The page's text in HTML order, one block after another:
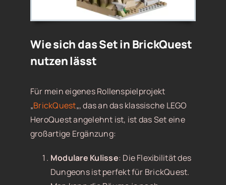
Wie sich das Set in BrickQuest
nutzen lässt
Für mein eigenes Rollenspielprojekt
„BrickQuest„, das an das klassische LEGO
HeroQuest angelehnt ist, ist das Set eine
großartige Ergänzung:
Modulare Kulisse: Die Flexibilität des
Dungeons ist perfekt für BrickQuest.